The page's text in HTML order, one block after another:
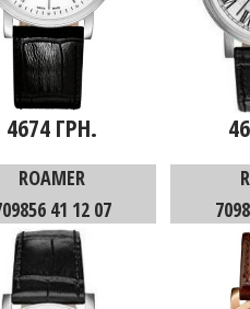
4674 ГРН.
ROAMER
41 12 07